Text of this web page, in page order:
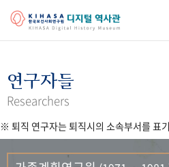
걸어온 길 기관 변천사
연구 역사
정책과 연구 키워드로 보는 연구
연구자들
Researchers
※ 퇴직 연구자는 퇴직시의 소속부서를 표